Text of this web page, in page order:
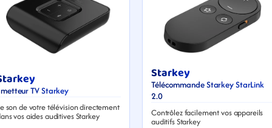
TV Starkey
son de votre télévision directement
vos aides auditives Starkey
Starkey
Télécommande Starkey StarLink
2.0
Contrôlez facilement vos appareils
auditifs Starkey